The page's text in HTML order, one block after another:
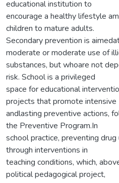
educational institution to
encourage a healthy lifestyle
children to mature adults.
Secondary prevention is
moderate or moderate use of
substances, but whoare not
risk. School is a privileged
space for educational
projects that promote intensive
andlasting preventive actions,
the Preventive Program.In
school practice, preventing
through interventions in
teaching conditions, which,
political pedagogical project,